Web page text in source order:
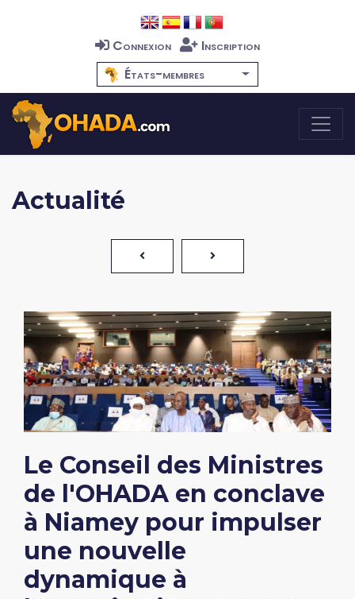
Connexion
Inscription
États-membres
Actualité
Le Conseil des Ministres
de l'OHADA en conclave
à Niamey pour impulser
une nouvelle
dynamique à